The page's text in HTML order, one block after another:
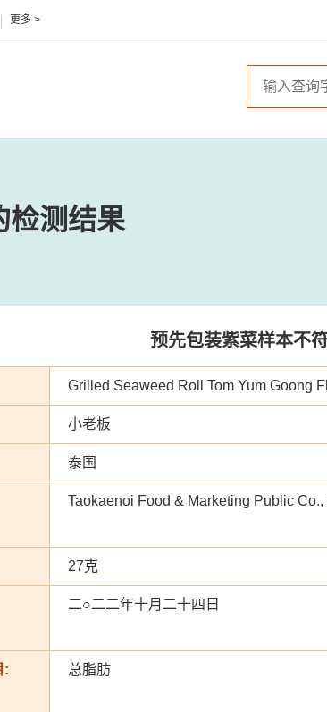
更多 >
检测结果
预先包装紫菜样本不
Grilled Seaweed Roll Tom Yum Goong
小老板
泰国
Taokaenoi Food & Marketing Public Co.,
27克
二○二二年十月二十四日
: 总脂肪